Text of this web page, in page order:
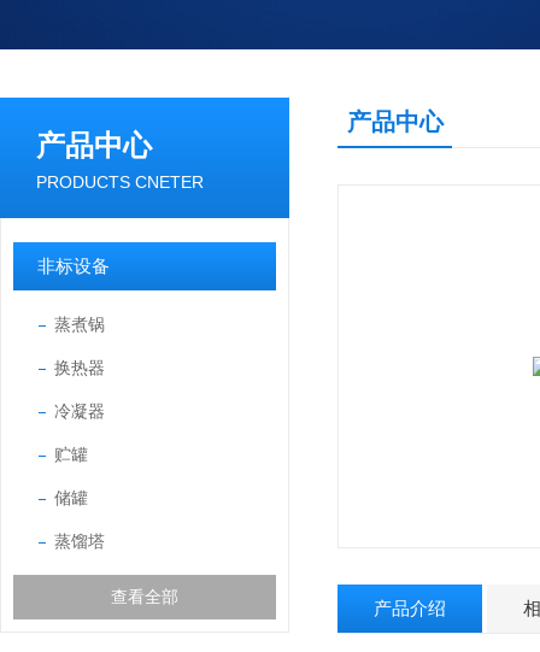
产品中心
PRODUCTS CNETER
非标设备
蒸煮锅
换热器
冷凝器
贮罐
储罐
蒸馏塔
查看全部
产品中心
产品介绍